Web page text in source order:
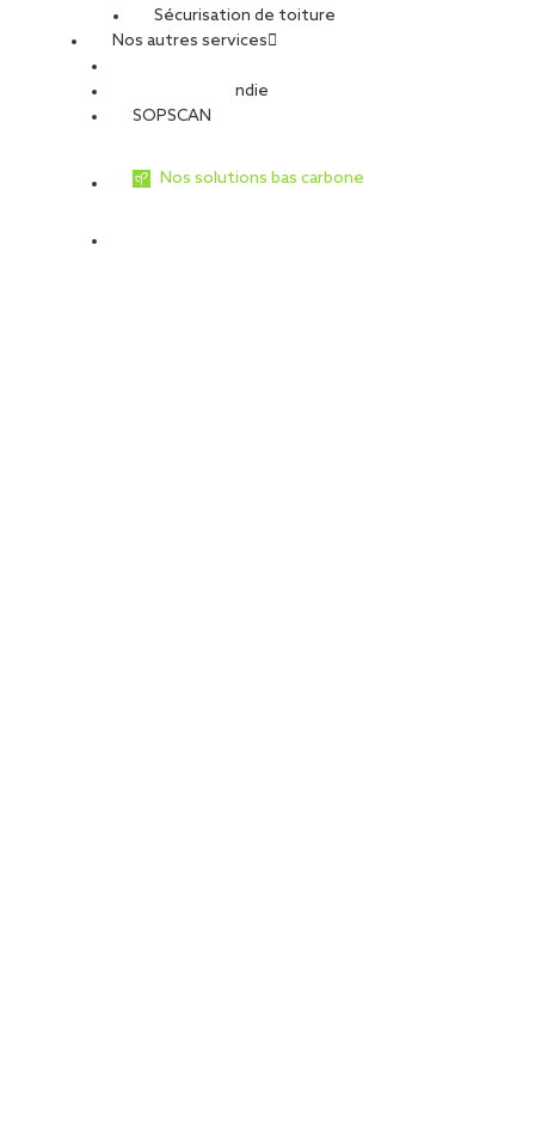
Sécurisation de toiture
Nos autres services
Sécurité Incendie
SOPSCAN
Nos solutions bas carbone